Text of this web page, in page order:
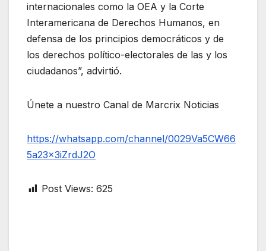
internacionales como la OEA y la Corte
Interamericana de Derechos Humanos, en
defensa de los principios democráticos y de
los derechos político-electorales de las y los
ciudadanos”, advirtió.
Únete a nuestro Canal de Marcrix Noticias
https://whatsapp.com/channel/0029Va5CW66
5a23x3iZrdJ2O
Post Views: 625